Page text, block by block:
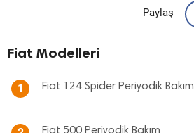
Paylaş
Fiat Modelleri
1 Fiat 124 Spider Periyodik Bakım